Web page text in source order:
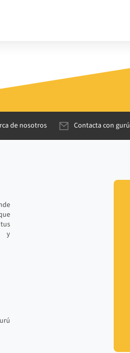
de nosotros Contacta con gurú
y